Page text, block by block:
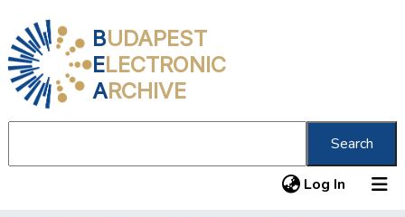
BUDAPEST
ELECTRONIC
ARCHIVE
Search
Log In (current)